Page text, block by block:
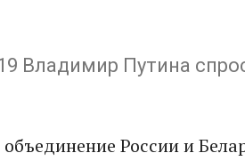
Владимир Путина
России и